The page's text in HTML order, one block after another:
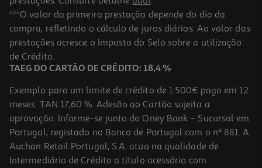
4.8 (177)
Coloração Olia Garnier Castanho Claro 5.0
7.79 €/un
7,79 €
***O valor da primeira prestação depende do dia da
compra, refletindo o cálculo de juros diários. Ao valor das
prestações acresce o Imposto do Selo sobre a utilização
de Crédito.
TAEG DO CARTÃO DE CRÉDITO: 18,4 %
Exemplo para um limite de crédito de 1.500€ pago em 12
meses. TAN 17,60 %. Adesão ao Cartão sujeita a
aprovação. Informe-se junto do Oney Bank – Sucursal em
Portugal, registado no Banco de Portugal com o nº 881. A
Auchan Retail Portugal, S.A. atua na qualidade de
Intermediário de Crédito a título acessório com